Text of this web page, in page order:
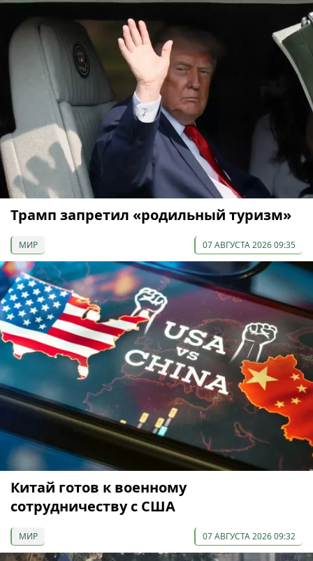
Трамп запретил «родильный туризм»
МИР 07 АВГУСТА 2026 09:35
Китай готов к военному
сотрудничеству с США
МИР 07 АВГУСТА 2026 09:32